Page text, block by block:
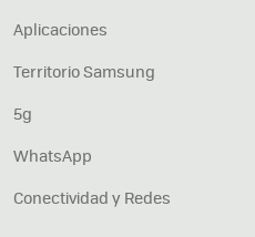
Aplicaciones
Territorio Samsung
5g
WhatsApp
Conectividad y Redes